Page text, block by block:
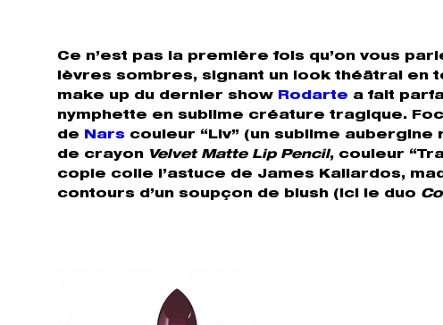
Ce n’est pas la première fois qu’on vous
lèvres sombres, signant un look théâtral en
make up du dernier show
Rodarte a fait
nymphette en sublime créature tragique.
de
Nars couleur “Liv” (un sublime
de crayon Velvet Matte Lip Pencil, couleur
copie colle l’astuce de James Kaliardos,
contours d’un soupçon de blush (ici le duo